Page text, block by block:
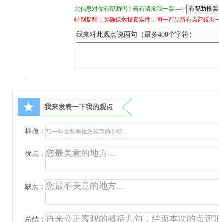
此信息对你有帮助吗？若有请投我一票 --->
特别提醒：为确保数据真实性，同一产品所有点评仅有
我来对此观点说两句（最多400个字符）
★ 我来发表一下我的观点
标题：
优点：
缺点：
总结：